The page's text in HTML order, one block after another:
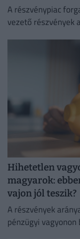
A részvénypiac
vezető részvények
Hihetetlen
magyarok:
vajon jól teszik?
A részvények
pénzügyi